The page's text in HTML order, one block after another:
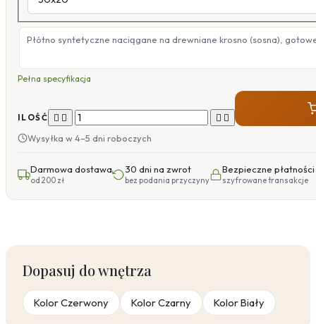
Płótno syntetyczne naciągane na drewniane krosno (sosna),
Pełna specyfikacja
ILOŚĆ    
Wysyłka w 4–5 dni roboczych
Darmowa dostawa
od 200 zł
30 dni na zwrot
bez podania przyczyny
Bezpieczne płatności
szyfrowane transakcje
Dopasuj do wnętrza
Kolor Czerwony Kolor Czarny Kolor Biały